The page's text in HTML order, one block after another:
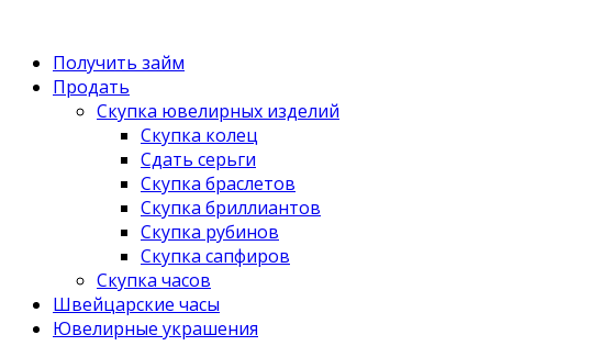
Получить займ
Продать
Скупка ювелирных изделий
Скупка колец
Сдать серьги
Скупка браслетов
Скупка бриллиантов
Скупка рубинов
Скупка сапфиров
Скупка часов
Швейцарские часы
Ювелирные украшения